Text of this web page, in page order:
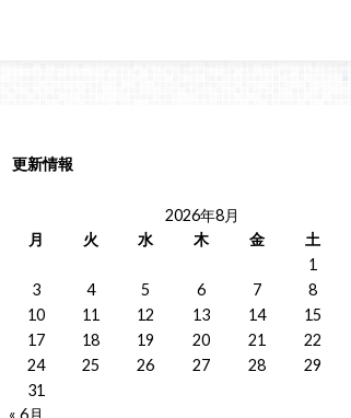
更新情報
2026年8月
月
火 水 木 金 土
1
3
4 5 6 7 8
10
11 12 13 14 15
17
18 19 20 21 22
24
25 26 27 28 29
31
« 6月